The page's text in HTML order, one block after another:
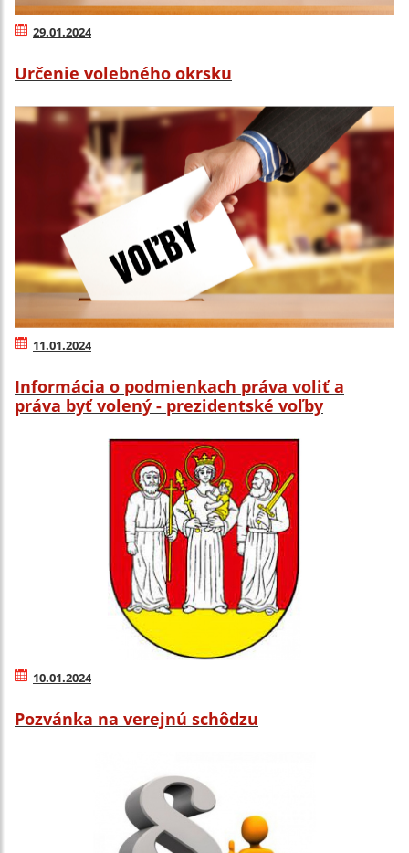
29.01.2024
Určenie volebného okrsku
11.01.2024
Informácia o podmienkach práva voliť a
práva byť volený - prezidentské voľby
10.01.2024
Pozvánka na verejnú schôdzu